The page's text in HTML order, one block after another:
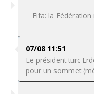
Fifa: la
07/08 11:51
Le président turc
pour un sommet